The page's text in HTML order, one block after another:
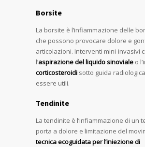
Borsite
La borsite è l’infiammazione delle
che possono provocare dolore e
articolazioni. Interventi mini-invasivi
l’aspirazione del liquido sinoviale o
corticosteroidi sotto guida
essere utili.
Tendinite
La tendinite è l’infiammazione di un
porta a dolore e limitazione del
tecnica ecoguidata per l’iniezione di